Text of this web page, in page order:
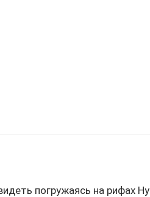
погружаясь на рифах